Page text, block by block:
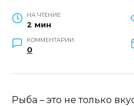
НА ЧТЕНИЕ
2 мин
КОММЕНТАРИИ
0
Рыба – это не только